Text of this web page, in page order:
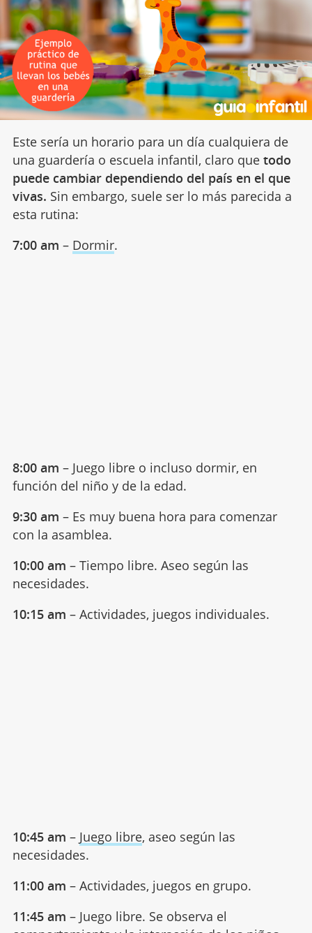
Este sería un horario para un día cualquiera de
una guardería o escuela infantil, claro que todo
puede cambiar dependiendo del país en el que
vivas. Sin embargo, suele ser lo más parecida a
esta rutina:
7:00 am – Dormir.
8:00 am – Juego libre o incluso dormir, en
función del niño y de la edad.
9:30 am – Es muy buena hora para comenzar
con la asamblea.
10:00 am – Tiempo libre. Aseo según las
necesidades.
10:15 am – Actividades, juegos individuales.
10:45 am – Juego libre, aseo según las
necesidades.
11:00 am – Actividades, juegos en grupo.
11:45 am – Juego libre. Se observa el